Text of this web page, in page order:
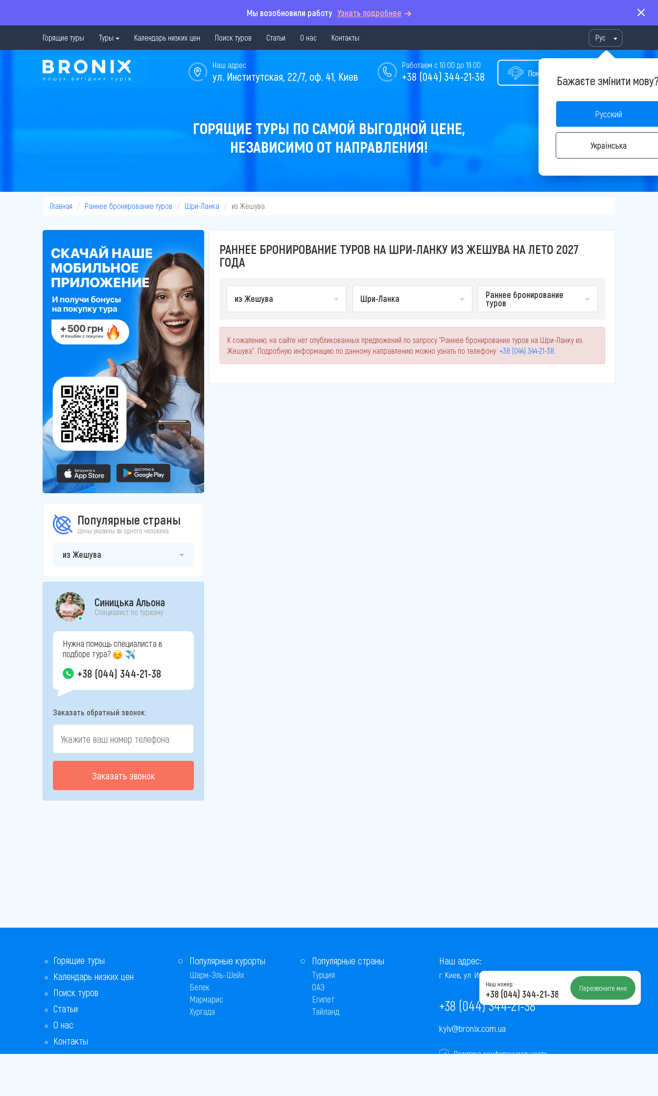
Мы возобновили работу Узнать подробнее
Горящие туры Туры Календарь низких цен Поиск туров Статьи О нас Контакты Рус
Бажаєте змінити
Русский
Українська
Помощь в подборе тура
Работаем с 10:00 до 19:00
+38 (044) 344-21-38
Наш адрес
ул. Институтская, 22/7, оф. 41, Киев
ГОРЯЩИЕ ТУРЫ ПО САМОЙ ВЫГОДНОЙ ЦЕНЕ,
НЕЗАВИСИМО ОТ НАПРАВЛЕНИЯ!
Главная Раннее бронирование туров Шри-Ланка из Жешува
Популярные страны
Цены указаны за одного человека
из Жешува
Синицька Альона
Специалист по туризму
Нужна помощь специалиста в
подборе тура?
+38 (044) 344-21-38
Заказать обратный звонок:
Заказать звонок
РАННЕЕ БРОНИРОВАНИЕ ТУРОВ НА ШРИ-ЛАНКУ ИЗ ЖЕШУВА НА ЛЕТО 2027
ГОДА
из Жешува Шри-Ланка Раннее бронирование
туров
К сожалению, на сайте нет опубликованных предложений по запросу "Раннее бронирование туров на Шри-Ланку из
Жешува". Подробную информацию по данному направлению можно узнать по телефону: +38 (044) 344-21-38
Горящие туры
Календарь низких цен
Поиск туров
Статьи
О нас
Контакты
Бонусная программа
Популярные курорты
Шарм-Эль-Шейх
Белек
Мармарис
Хургада
Популярные страны
Турция
ОАЭ
Египет
Тайланд
Наш адрес:
г. Киев, ул. Институтская, 22/7, оф. 41
+38 (044) 344-21-38
kyiv@bronix.com.ua
Политика конфиденциальности
Наш номер:
+38 (044) 344-21-38 Перезвоните мне